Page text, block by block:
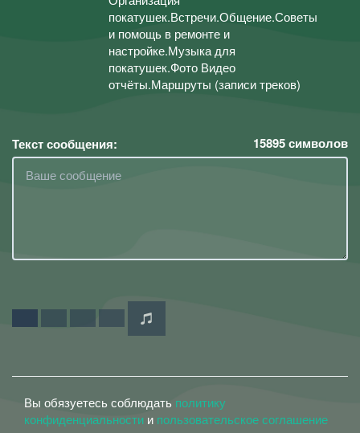
покатушек.Встречи.Общение.Советы
и помощь в ремонте и
настройке.Музыка для
покатушек.Фото Видео
отчёты.Маршруты (записи треков)
Текст сообщения: 15895символов
Вы обязуетесь соблюдать политику
конфиденциальности и пользовательское соглашение